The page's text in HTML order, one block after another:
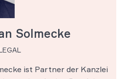
Solmecke
ist Partner der Kanzlei